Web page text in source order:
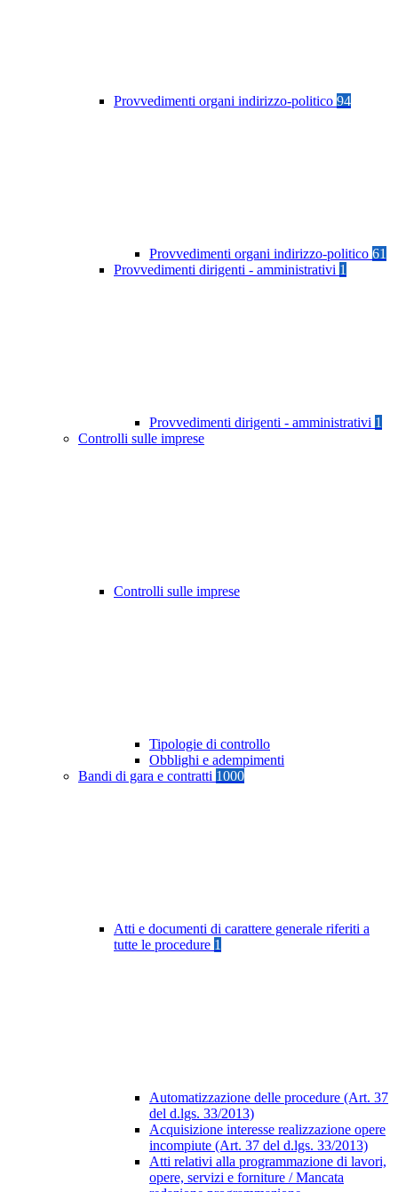
Provvedimenti organi indirizzo-politico 94
Provvedimenti organi indirizzo-politico 61
Provvedimenti dirigenti - amministrativi 1
Provvedimenti dirigenti - amministrativi 1
Controlli sulle imprese
Controlli sulle imprese
Tipologie di controllo
Obblighi e adempimenti
Bandi di gara e contratti 1000
Atti e documenti di carattere generale riferiti a
tutte le procedure 1
Automatizzazione delle procedure (Art. 37
del d.lgs. 33/2013)
Acquisizione interesse realizzazione opere
incompiute (Art. 37 del d.lgs. 33/2013)
Atti relativi alla programmazione di lavori,
opere, servizi e forniture / Mancata